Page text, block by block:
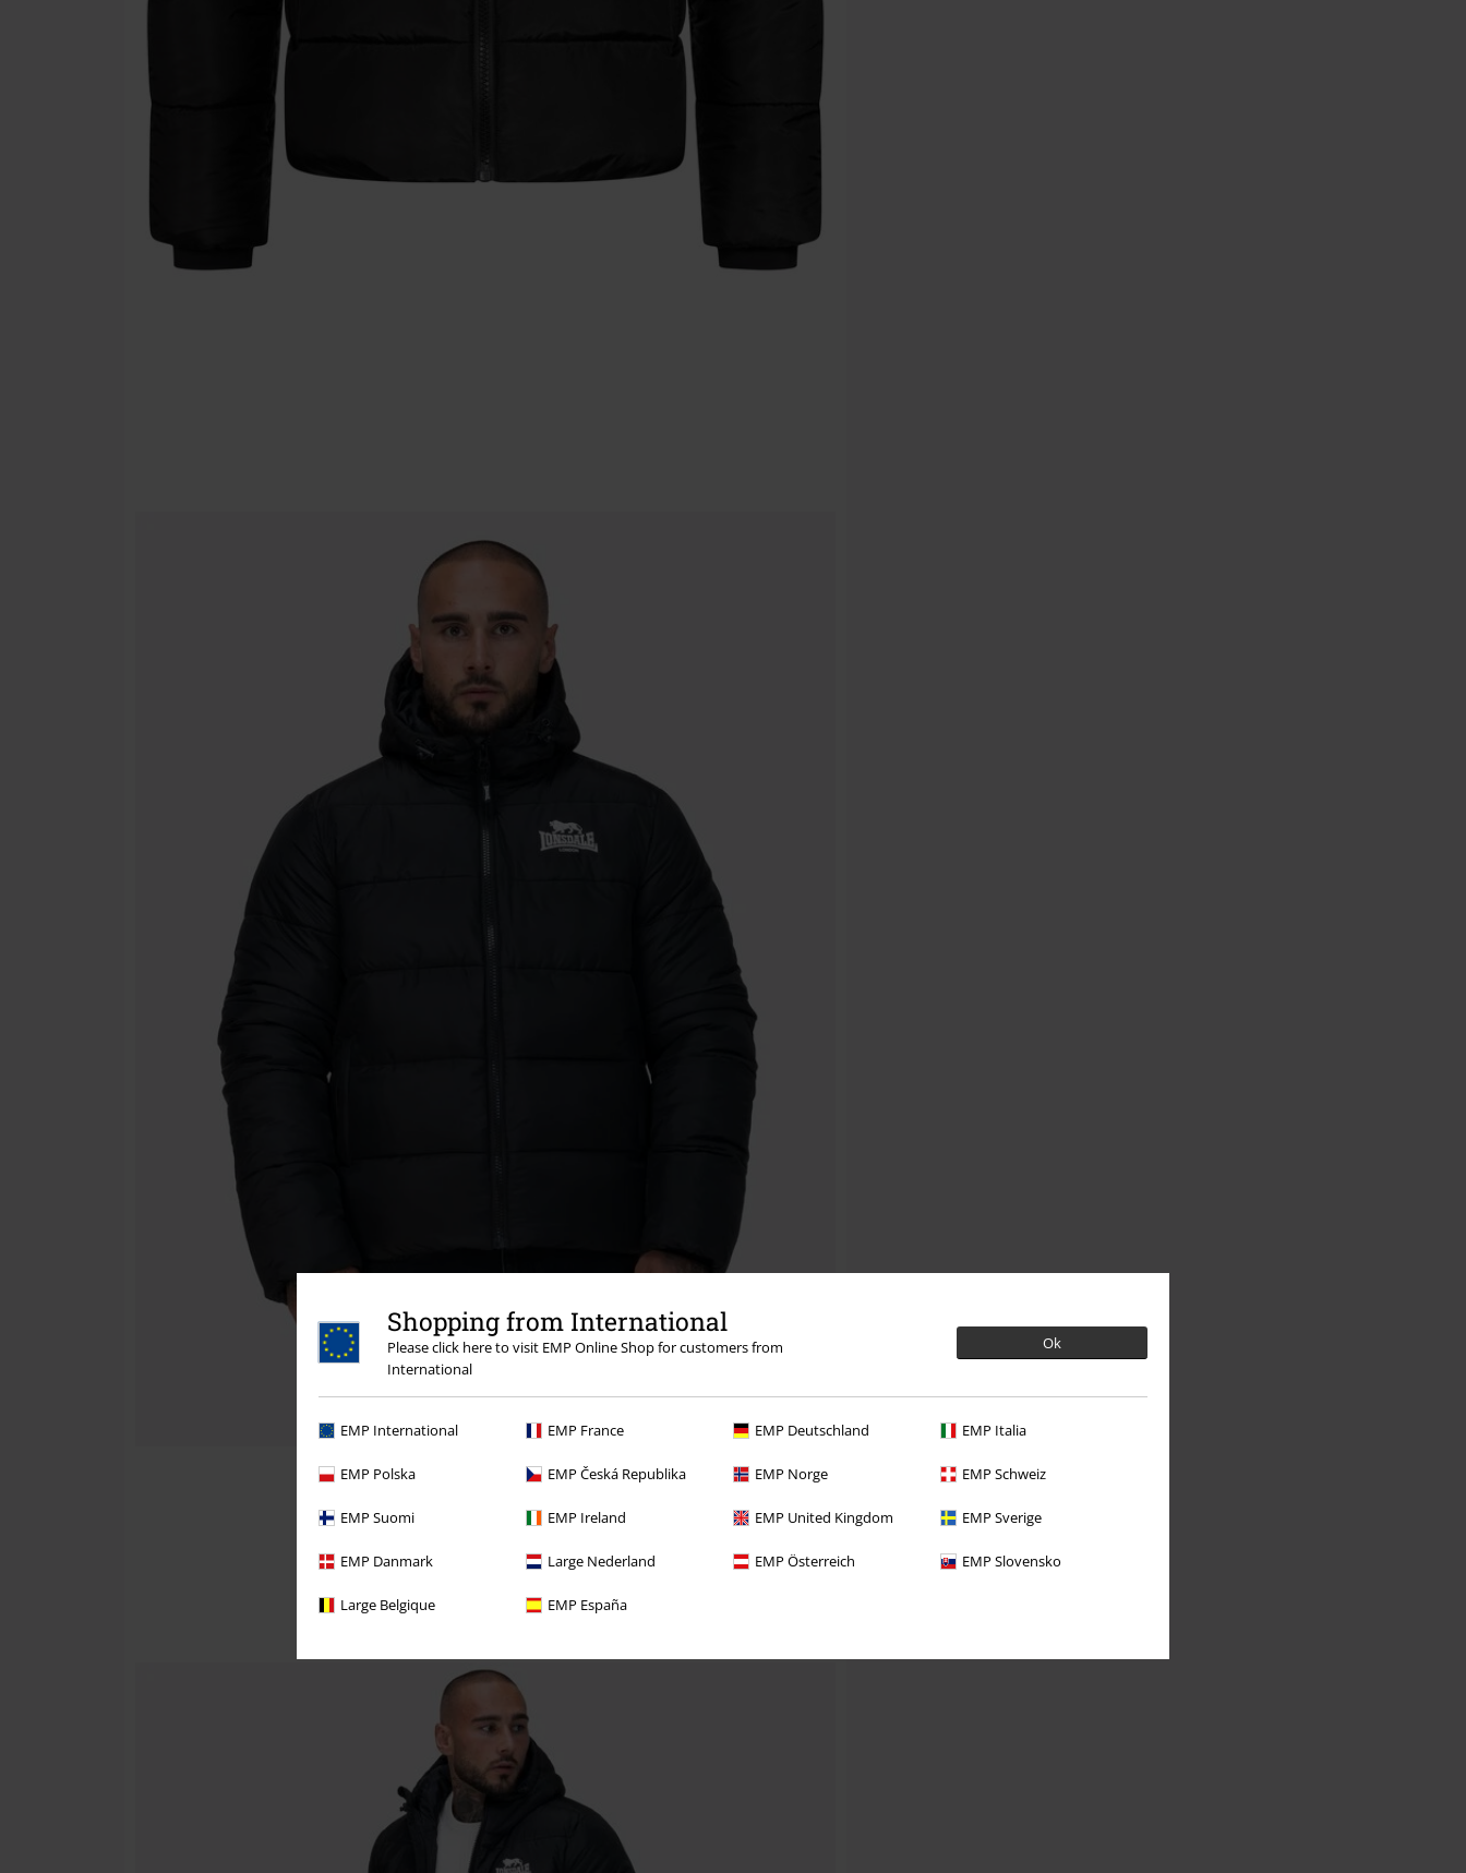
Shopping from International
Please click here to visit EMP Online Shop for customers from
International
Ok
EMP International EMP France EMP Deutschland EMP Italia
EMP Polska EMP Česká Republika EMP Norge EMP Schweiz
EMP Suomi EMP Ireland EMP United Kingdom EMP Sverige
EMP Danmark Large Nederland EMP Österreich EMP Slovensko
Large Belgique EMP España